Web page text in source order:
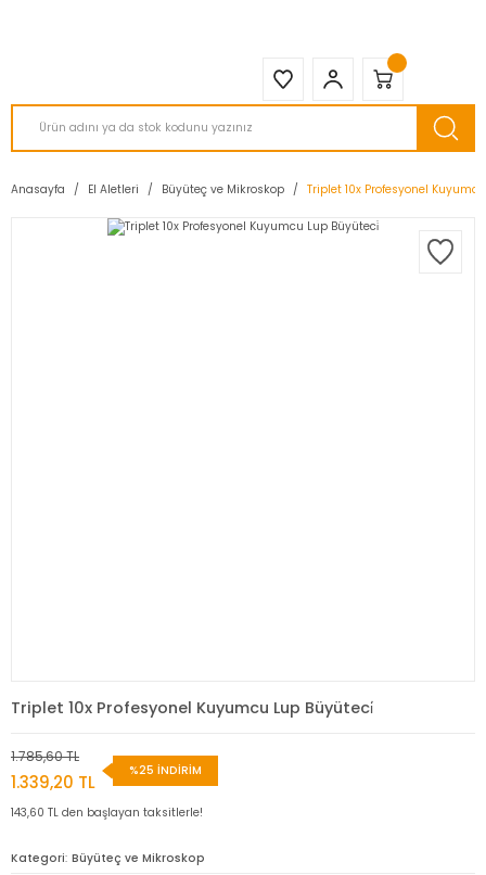
Anasayfa El Aletleri Büyüteç ve Mikroskop Triplet 10x Profesyonel
Triplet 10x Profesyonel Kuyumcu Lup Büyüteci̇
1.785,60 TL
1.339,20 TL
%25 İNDİRİM
143,60 TL den başlayan taksitlerle!
Kategori Büyüteç ve Mikroskop